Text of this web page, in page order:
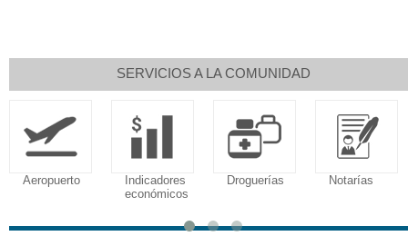
SERVICIOS A LA COMUNIDAD
Indicadores
Droguerías Notarías
Calendario